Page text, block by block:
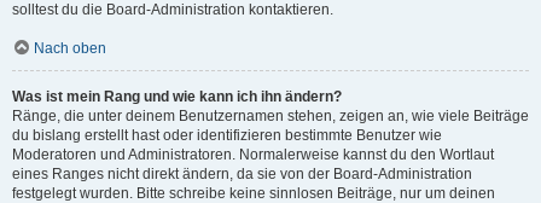
solltest du die Board-Administration kontaktieren.
Nach oben
Was ist mein Rang und wie kann ich ihn ändern?
Ränge, die unter deinem Benutzernamen stehen, zeigen an, wie viele Beiträge
du bislang erstellt hast oder identifizieren bestimmte Benutzer wie
Moderatoren und Administratoren. Normalerweise kannst du den Wortlaut
eines Ranges nicht direkt ändern, da sie von der Board-Administration
festgelegt wurden. Bitte schreibe keine sinnlosen Beiträge, nur um deinen